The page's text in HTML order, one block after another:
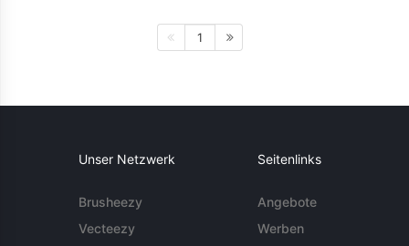
1
Unser Netzwerk
Brusheezy
Vecteezy
Seitenlinks
Angebote
Werben